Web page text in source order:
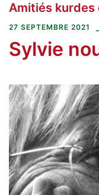
Aller
au
Amitiés kurdes
27 SEPTEMBRE 2021
Sylvie